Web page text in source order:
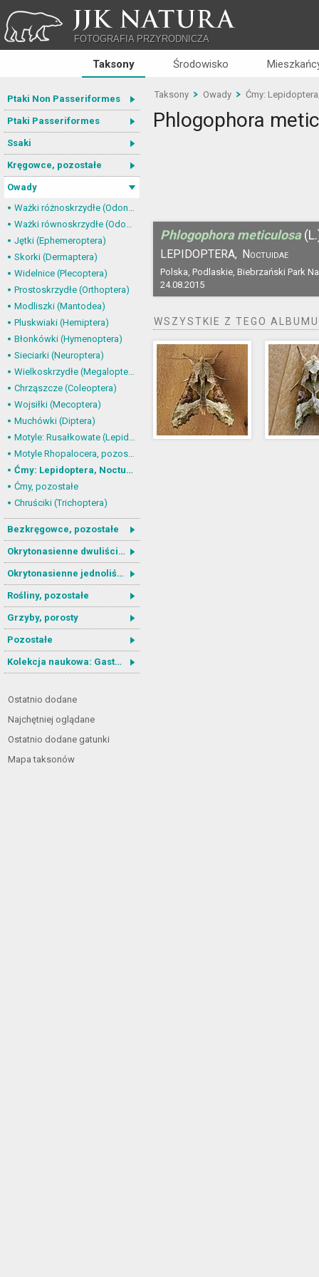
JJK NATURA
FOTOGRAFIA PRZYRODNICZA
Taksony Środowisko
Ptaki Non Passeriformes
Ptaki Passeriformes
Ssaki
Kręgowce, pozostałe
Owady
Ważki różnoskrzydłe (Odonata, Anisoptera)
Ważki równoskrzydłe (Odonata, Zygoptera)
Jętki (Ephemeroptera)
Skorki (Dermaptera)
Widelnice (Plecoptera)
Prostoskrzydłe (Orthoptera)
Modliszki (Mantodea)
Pluskwiaki (Hemiptera)
Błonkówki (Hymenoptera)
Sieciarki (Neuroptera)
Wielkoskrzydłe (Megaloptera)
Chrząszcze (Coleoptera)
Wojsiłki (Mecoptera)
Muchówki (Diptera)
Motyle: Rusałkowate (Lepidoptera, Nymphalidae)
Motyle Rhopalocera, pozostałe
Ćmy: Lepidoptera, Noctuoidea
Ćmy, pozostałe
Chruściki (Trichoptera)
Bezkręgowce, pozostałe
Okrytonasienne dwuliścienne
Okrytonasienne jednoliścienne
Rośliny, pozostałe
Grzyby, porosty
Pozostałe
Kolekcja naukowa: Gastrotricha
Ostatnio dodane
Najchętniej oglądane
Ostatnio dodane gatunki
Mapa taksonów
Taksony Owady Ćmy:
Phlogophora
Phlogophora meticulosa
LEPIDOPTERA, Noctuidae
Polska, Podlaskie, Biebrzański Park
24.08.2015
WSZYSTKIE Z TEGO ALBUMU